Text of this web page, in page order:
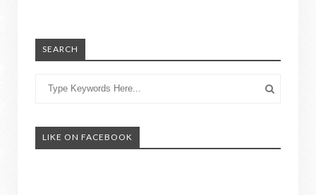
SEARCH
LIKE ON FACEBOOK